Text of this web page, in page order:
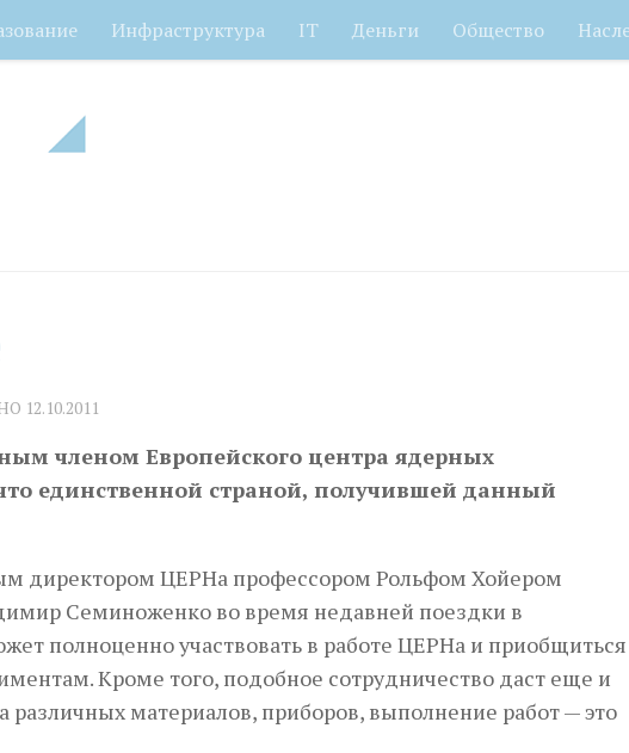
Инфраструктура IT Деньги Общество
12.10.2011
членом Европейского центра ядерных
единственной страной, получившей данный
директором ЦЕРНа профессором Рольфом Хойером
Семиноженко во время недавней поездки в
полноценно участвовать в работе ЦЕРНа и приобщиться
Кроме того, подобное сотрудничество даст еще и
материалов, приборов, выполнение работ — это